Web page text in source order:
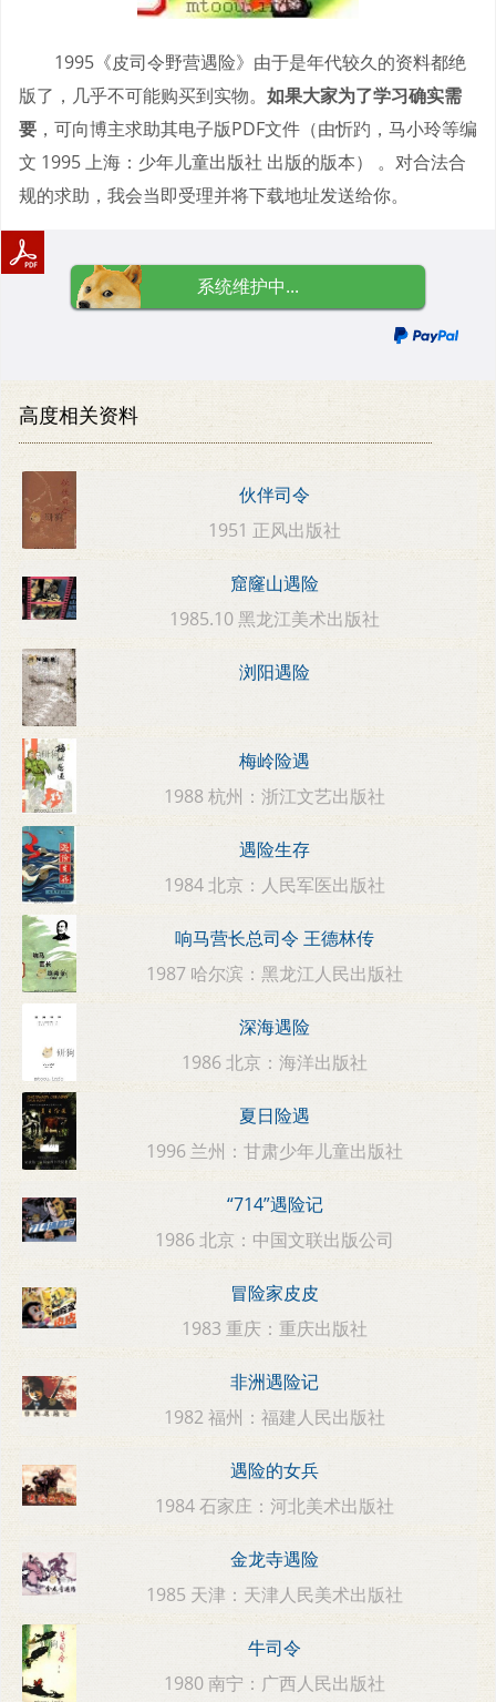
1995《皮司令野营遇险》由于是年代较久的资料都绝
版了，几乎不可能购买到实物。 如果大家为了学习确实需
要 ，可向博主求助其电子版PDF文件（由忻趵，马小玲等编
文 1995 上海：少年儿童出版社 出版的版本） 。对合法合
规的求助，我会当即受理并将下载地址发送给你。
系统维护中...
高度相关资料
伙伴司令
1951 正风出版社
窟窿山遇险
1985.10 黑龙江美术出版社
浏阳遇险
梅岭险遇
1988 杭州：浙江文艺出版社
遇险生存
1984 北京：人民军医出版社
响马营长总司令 王德林传
1987 哈尔滨：黑龙江人民出版社
深海遇险
1986 北京：海洋出版社
夏日险遇
1996 兰州：甘肃少年儿童出版社
“714”遇险记
1986 北京：中国文联出版公司
冒险家皮皮
1983 重庆：重庆出版社
非洲遇险记
1982 福州：福建人民出版社
遇险的女兵
1984 石家庄：河北美术出版社
金龙寺遇险
1985 天津：天津人民美术出版社
牛司令
1980 南宁：广西人民出版社